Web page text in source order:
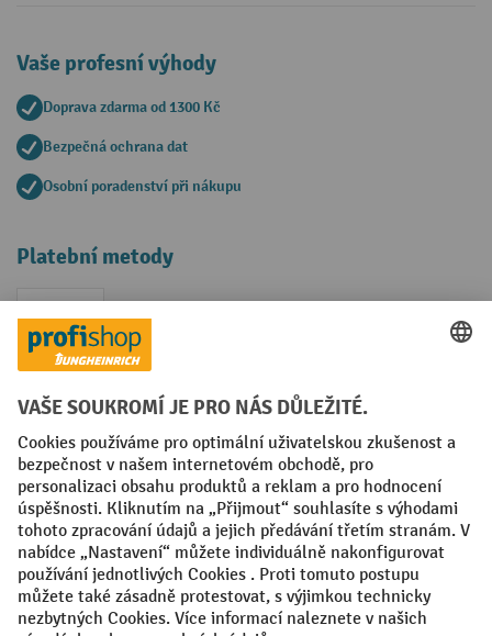
Vaše profesní výhody
Doprava zdarma od 1300 Kč
Bezpečná ochrana dat
Osobní poradenství při nákupu
Platební metody
Faktura
Sociální sítě
Facebook
YouTubeLinkedIn
VODP Otisk
Prohlášení o ochraně osobních údajů